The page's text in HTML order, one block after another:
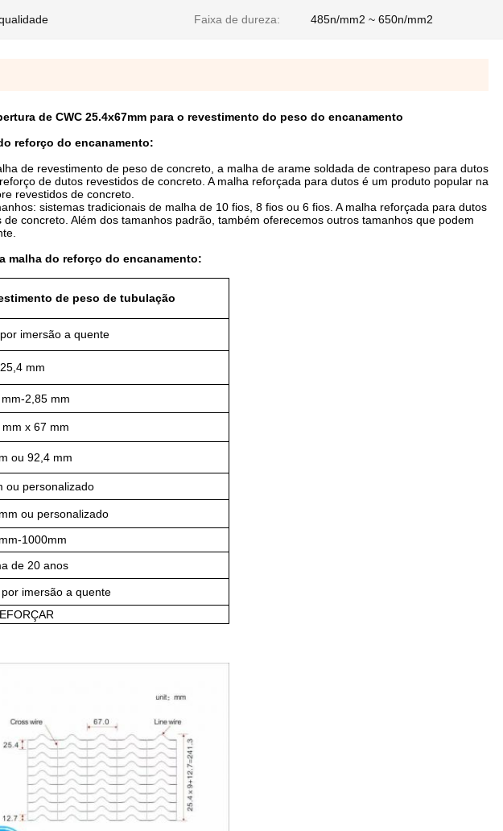
Faixa de dureza: 485n/mm2 ~ 650n/mm2
de CWC 25.4x67mm para o revestimento do peso do encanamento
reforço do encanamento:
de revestimento de peso de concreto, a malha de arame soldada de contrapeso para dutos
de dutos revestidos de concreto. A malha reforçada para dutos é um produto popular na
revestidos de concreto.
sistemas tradicionais de malha de 10 fios, 8 fios ou 6 fios. A malha reforçada para dutos
concreto. Além dos tamanhos padrão, também oferecemos outros tamanhos que podem
malha do reforço do encanamento:
de peso de tubulação
imersão a quente
25,4 mm
2,85 mm
x 67 mm
ou 92,4 mm
ou personalizado
ou personalizado
1000mm
de 20 anos
imersão a quente